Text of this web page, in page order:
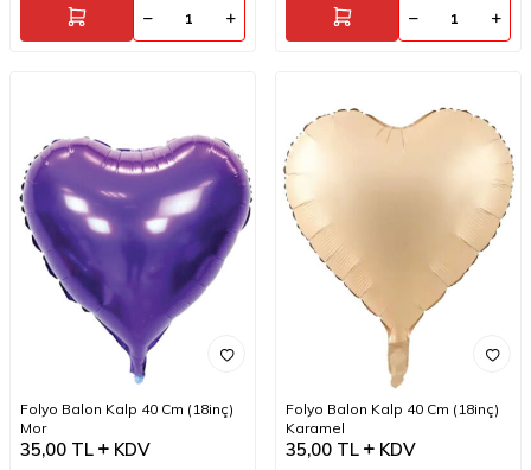
Folyo Balon Kalp 40 Cm (18inç)
Mor
35,00 TL KDV
Folyo Balon Kalp 40 Cm (18inç)
Karamel
35,00 TL KDV